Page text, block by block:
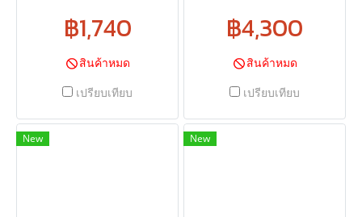
฿1,740
สินค้าหมด
เปรียบเทียบ
฿4,300
สินค้าหมด
เปรียบเทียบ
New New